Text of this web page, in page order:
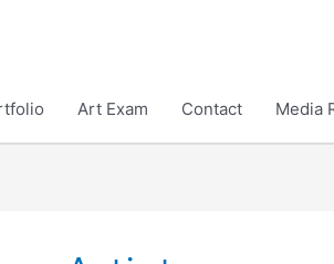
Art Exam Contact Media